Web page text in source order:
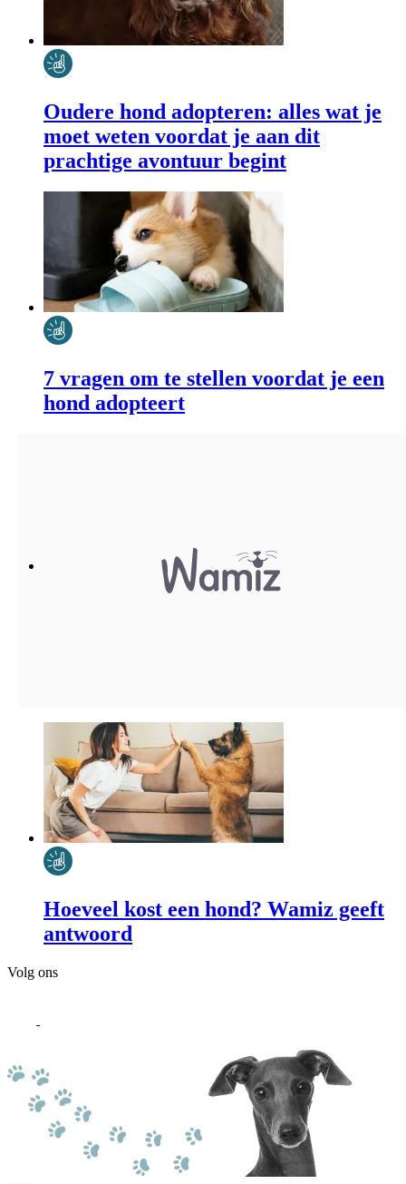
Oudere hond adopteren: alles wat je
moet weten voordat je aan dit
prachtige avontuur begint
7 vragen om te stellen voordat je een
hond adopteert
Hoeveel kost een hond? Wamiz geeft
antwoord
Volg ons